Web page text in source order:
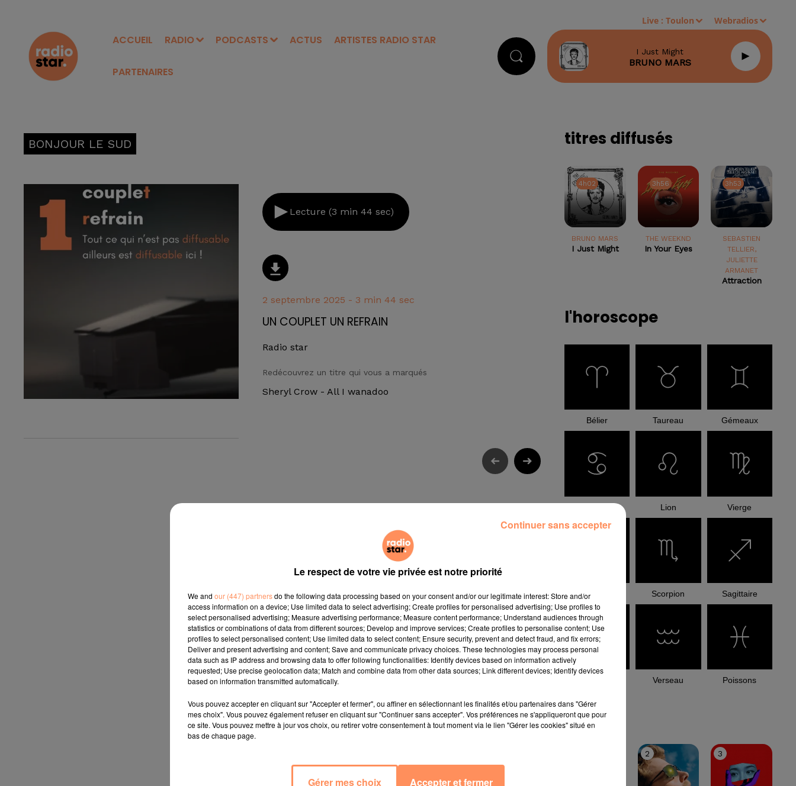
ACCUEIL RADIO PODCASTS ACTUS ARTISTES RADIO STAR
PARTENAIRES
Live :Toulon Webradios
I Just Might
BRUNO MARS
BONJOUR LE SUD
Lecture (3 min 44 sec)
2 septembre 2025 - 3 min 44 sec
UN COUPLET UN REFRAIN
Radio star
Redécouvrez un titre qui vous a marqués
Sheryl Crow - All I wanadoo
titres diffusés
4h02
4h02
BRUNO MARS
I Just Might
3h56
3h56
THE WEEKND
In Your Eyes
3h53
3h53
SEBASTIEN
TELLIER,
JULIETTE
ARMANET
Attraction
l'horoscope
Bélier Taureau Gémeaux
Lion Vierge
Balance Scorpion Sagittaire
Verseau Poissons
le top
2 3
Le respect de votre vie privée est notre priorité
We and our (447) partnersdo the following data processing based on your consent and/or our legitimate interest: Store and/or
access information on a device; Use limited data to select advertising; Create profiles for personalised advertising; Use profiles to
select personalised advertising; Measure advertising performance; Measure content performance; Understand audiences through
statistics or combinations of data from different sources; Develop and improve services; Create profiles to personalise content; Use
profiles to select personalised content; Use limited data to select content; Ensure security, prevent and detect fraud, and fix errors;
Deliver and present advertising and content; Save and communicate privacy choices. These technologies may process personal
data such as IP address and browsing data to offer following functionalities: Identify devices based on information actively
requested; Use precise geolocation data; Match and combine data from other data sources; Link different devices; Identify devices
based on information transmitted automatically.
Vous pouvez accepter en cliquant sur "Accepter et fermer", ou affiner en sélectionnant les finalités et/ou partenaires dans "Gérer
mes choix". Vous pouvez également refuser en cliquant sur "Continuer sans accepter". Vos préférences ne s'appliqueront que pour
ce site. Vous pouvez mettre à jour vos choix, ou retirer votre consentement à tout moment via le lien "Gérer les cookies" situé en
bas de chaque page.
Gérer mes choix Accepter et fermer
Continuer sans accepter